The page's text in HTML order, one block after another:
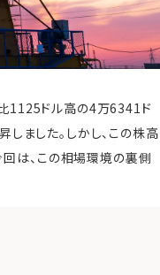
1125ドル高の4万6341ド
ました。しかし、この株高
は、この相場環境の裏側